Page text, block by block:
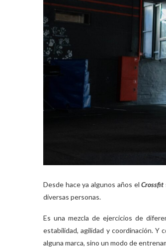
Desde hace ya algunos años elCrossfit
diversas personas.
Es una mezcla de ejercicios de
estabilidad, agilidad y coordinación.
alguna marca, sino un modo de